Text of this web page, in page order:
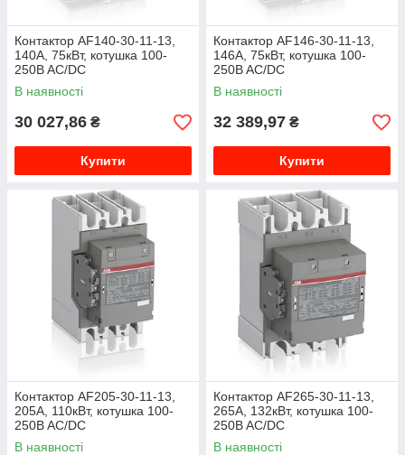
Контактор AF140-30-11-13,
140А, 75кВт, котушка 100-
250B AC/DC
1SFL447001R1311
В наявності
30 027,86 ₴
Купити
Контактор AF146-30-11-13,
146А, 75кВт, котушка 100-
250B AC/DC
1SFL467001R1311
В наявності
32 389,97 ₴
Купити
Контактор AF205-30-11-13,
205А, 110кВт, котушка 100-
250B AC/DC
1SFL527002R1311
В наявності
Контактор AF265-30-11-13,
265А, 132кВт, котушка 100-
250B AC/DC
1SFL547002R1311
В наявності